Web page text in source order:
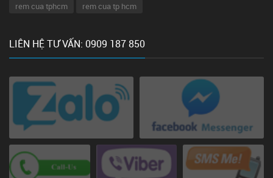
rem cua tphcm
rem cua tp hcm
LIÊN HỆ TƯ VẤN: 0909 187 850